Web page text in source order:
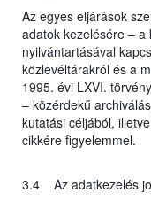
Az egyes eljárások
adatok kezelésére –
nyilvántartásával
közlevéltárakról és a
1995. évi LXVI.
– közérdekű
kutatási céljából,
cikkére figyelemmel.
3.4 Az adatkezelés